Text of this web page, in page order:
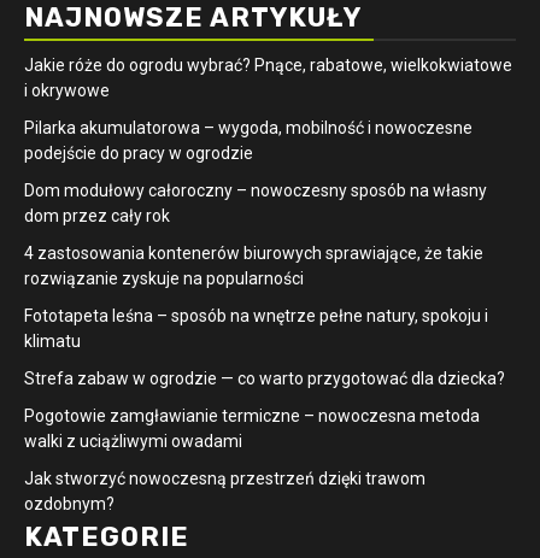
NAJNOWSZE ARTYKUŁY
Jakie róże do ogrodu wybrać? Pnące, rabatowe, wielkokwiatowe
i okrywowe
Pilarka akumulatorowa – wygoda, mobilność i nowoczesne
podejście do pracy w ogrodzie
Dom modułowy całoroczny – nowoczesny sposób na własny
dom przez cały rok
4 zastosowania kontenerów biurowych sprawiające, że takie
rozwiązanie zyskuje na popularności
​Fototapeta leśna – sposób na wnętrze pełne natury, spokoju i
klimatu
Strefa zabaw w ogrodzie — co warto przygotować dla dziecka?
Pogotowie zamgławianie termiczne – nowoczesna metoda
walki z uciążliwymi owadami
Jak stworzyć nowoczesną przestrzeń dzięki trawom
ozdobnym?
KATEGORIE